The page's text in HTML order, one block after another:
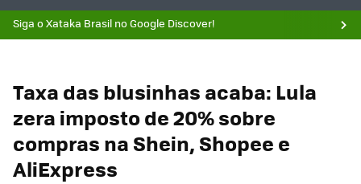
Siga o Xataka Brasil no Google Discover!
Taxa das blusinhas acaba: Lula
zera imposto de 20% sobre
compras na Shein, Shopee e
AliExpress